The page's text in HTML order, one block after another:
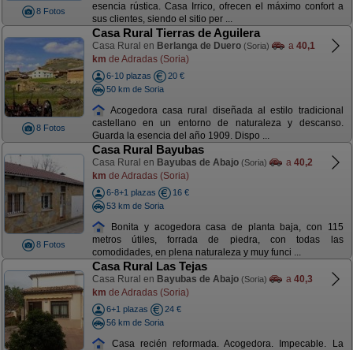
8 Fotos
esencia rústica. Casa Irrico, ofrecen el máximo confort a
sus clientes, siendo el sitio per ...
8 Fotos
Casa Rural Tierras de Aguilera
Casa Rural en Berlanga de Duero (Soria) a 40,1
km de Adradas (Soria)
6-10 plazas
20 €
50 km de Soria
Acogedora casa rural diseñada al estilo tradicional
castellano en un entorno de naturaleza y descanso.
Guarda la esencia del año 1909. Dispo ...
8 Fotos
Casa Rural Bayubas
Casa Rural en Bayubas de Abajo (Soria) a 40,2
km de Adradas (Soria)
6-8+1 plazas
16 €
53 km de Soria
Bonita y acogedora casa de planta baja, con 115
metros útiles, forrada de piedra, con todas las
comodidades, en plena naturaleza y muy funci ...
Casa Rural Las Tejas
Casa Rural en Bayubas de Abajo (Soria) a 40,3
km de Adradas (Soria)
6+1 plazas
24 €
56 km de Soria
Casa recién reformada. Acogedora. Impecable. La